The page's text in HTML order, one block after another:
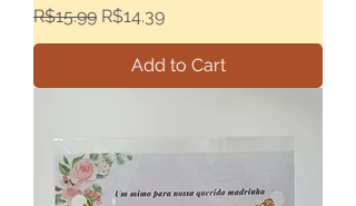
Regular Price
R$15.99 Sale Price
R$14.39
Add to Cart